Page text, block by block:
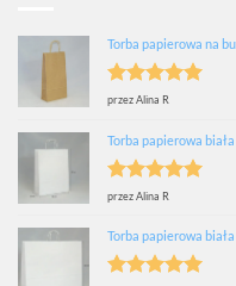
Torba papierowa na
Oceniono
przez Alina R
Torba papierowa
Oceniono
przez Alina R
Torba papierowa